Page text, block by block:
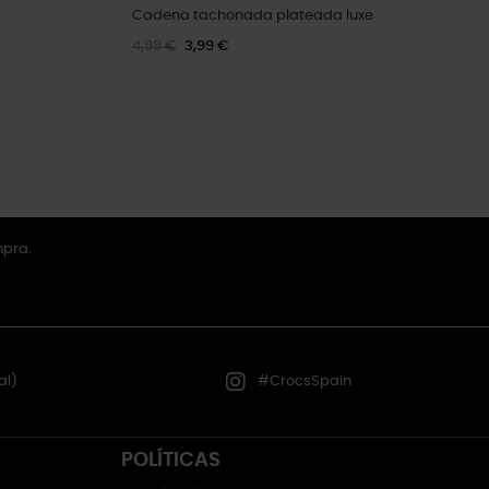
Cadena tachonada plateada luxe
4,99 € 3,99 €
#CrocsSpain
POLÍTICAS